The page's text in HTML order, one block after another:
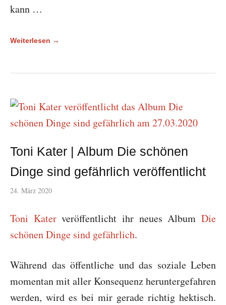
kann …
Weiterlesen →
Toni Kater | Album Die schönen
Dinge sind gefährlich veröffentlicht
24. März 2020
Toni Katerveröffentlicht ihr neues AlbumDie
schönen Dinge sind gefährlich.
Während das öffentliche und das soziale Leben
momentan mit aller Konsequenz heruntergefahren
werden, wird es bei mir gerade richtig hektisch.